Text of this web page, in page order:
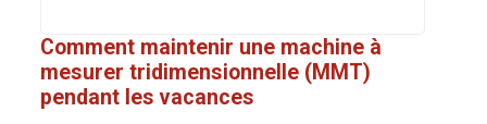
Comment maintenir une machine à
mesurer tridimensionnelle (MMT)
pendant les vacances